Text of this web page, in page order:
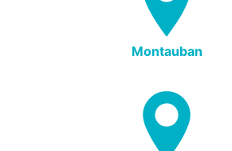
Montauban